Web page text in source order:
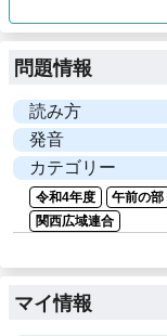
問題情報
読み方
発音
カテゴリー
令和4年度 午前の部
関西広域連合
マイ情報